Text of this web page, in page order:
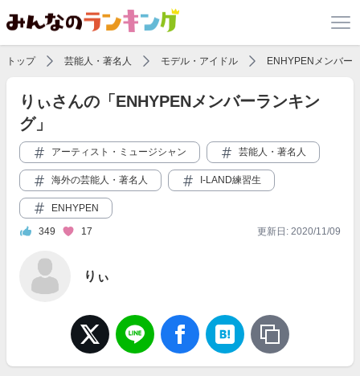
トップ 芸能人・著名人 モデル・アイドル ENHYPENメンバー
りぃさんの「ENHYPENメンバーランキン
グ」
アーティスト・ミュージシャン 芸能人・著名人
海外の芸能人・著名人 I-LAND練習生
ENHYPEN
349 17 更新日: 2020/11/09
りぃ